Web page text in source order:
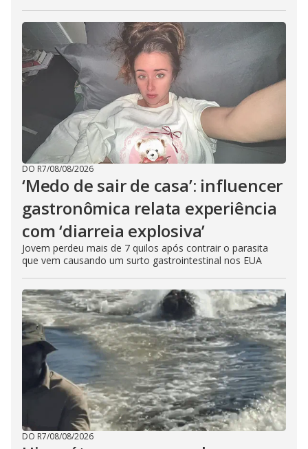
DO R7/08/08/2026
‘Medo de sair de casa’: influencer
gastronômica relata experiência
com ‘diarreia explosiva’
Jovem perdeu mais de 7 quilos após contrair o parasita
que vem causando um surto gastrointestinal nos EUA
DO R7/08/08/2026